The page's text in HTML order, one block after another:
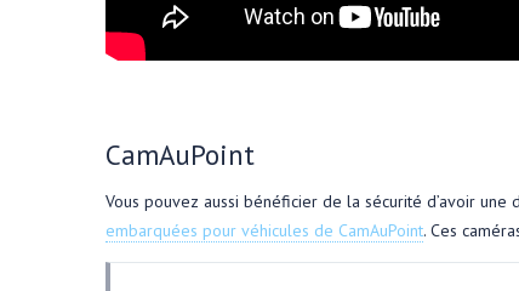
CamAuPoint
Vous pouvez aussi bénéficier de la sécurité d’avoir une
embarquées pour véhicules de CamAuPoint. Ces